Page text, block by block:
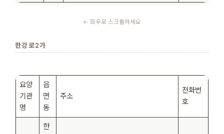
한강로2가
요양
기관
명
읍
면
동
주소
전화번
호
한